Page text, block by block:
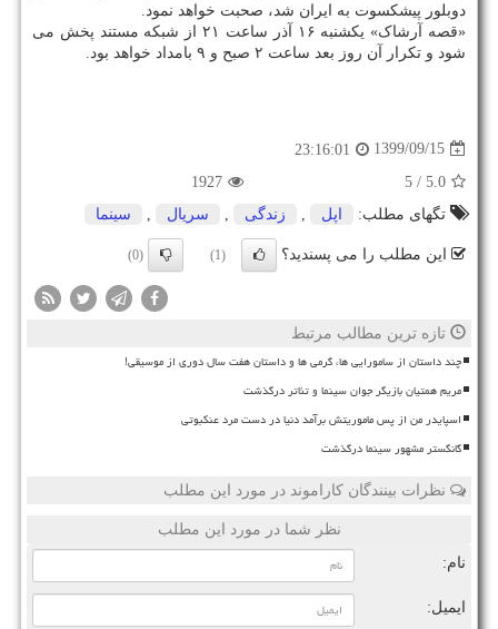
دوبلور پیشکسوت به ایران شد، صحبت خواهد نمود.
«قصه آرشاک» یکشنبه ۱۶ آذر ساعت ۲۱ از شبکه مستند پخش می
شود و تکرار آن روز بعد ساعت ۲ صبح و ۹ بامداد خواهد بود.
1399/09/15
23:16:01
5.0
/ 5
1927
تگهای مطلب:
اپل زندگی سریال سینما
این مطلب را می پسندید؟ (1)
(0)
تازه ترین مطالب مرتبط
چند داستان از سامورایی ها، گرمی ها و داستان هفت سال دوری از موسیقی!
مریم همتیان بازیگر جوان سینما و تئاتر درگذشت
اسپایدر من از پس ماموریتش برآمد دنیا در دست مرد عنکبوتی
گانگستر مشهور سینما درگذشت
نظرات بینندگان کاراموند در مورد این مطلب
نظر شما در مورد این مطلب
نام:
ایمیل: